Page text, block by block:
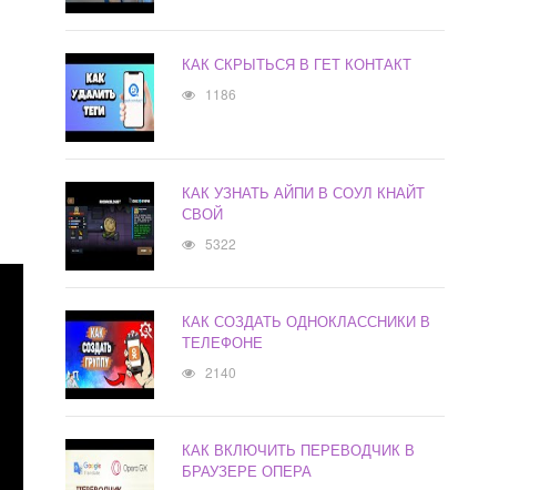
КАК СКРЫТЬСЯ В ГЕТ КОНТАКТ
1186
КАК УЗНАТЬ АЙПИ В СОУЛ КНАЙТ
СВОЙ
5322
КАК СОЗДАТЬ ОДНОКЛАССНИКИ В
ТЕЛЕФОНЕ
2140
КАК ВКЛЮЧИТЬ ПЕРЕВОДЧИК В
БРАУЗЕРЕ ОПЕРА